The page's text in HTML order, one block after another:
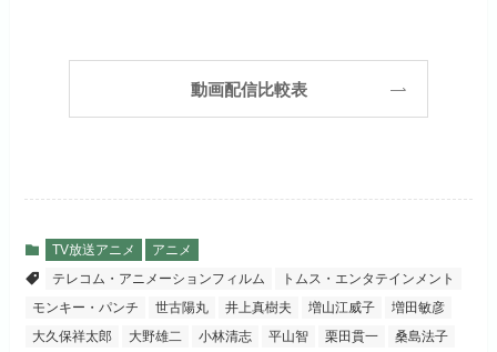
見放題作品数
190,000作品以上
初回ポイント付与 1,100ポイント
（TV）
宅配レンタル数
お試し無料期間 2週間
月額料金（税込）
初回ポイント付与 100ポイント
リンク先 :https://www.hulu.jp/
日本テレビ系ドラマや映画・海外
お試し無料期間 2週間
試しする
ABEMA独占配信作品がおもしろ
い！
リンク先 :https://pc.video.dmkt-sp.jp/
dアニメストアでお試し
する
動画配信比較表
TV放送アニメ
アニメ
テレコム・アニメーションフィルム
トムス・エンタテインメント
モンキー・パンチ
世古陽丸 井上真樹夫 増山江威子
増田敏彦
大久保祥太郎
大野雄二 小林清志 平山智 栗田貫一
桑島法子